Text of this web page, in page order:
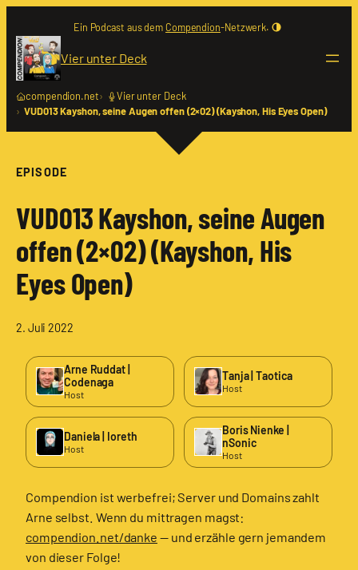
Inhalt
springen
Ein Podcast aus dem Compendion-Netzwerk.
Vier unter Deck
compendion.net
Vier unter Deck
VUD013 Kayshon, seine Augen offen (2×02) (Kayshon, His Eyes Open)
EPISODE
VUD013 Kayshon, seine Augen
offen (2×02) (Kayshon, His
Eyes Open)
2. Juli 2022
Arne Ruddat |
Codenaga
Host
Tanja | Taotica
Host
Daniela | Ioreth
Host
Boris Nienke |
nSonic
Host
Compendion ist werbefrei; Server und Domains zahlt
Arne selbst. Wenn du mittragen magst:
compendion.net/danke — und erzähle gern jemandem
von dieser Folge!